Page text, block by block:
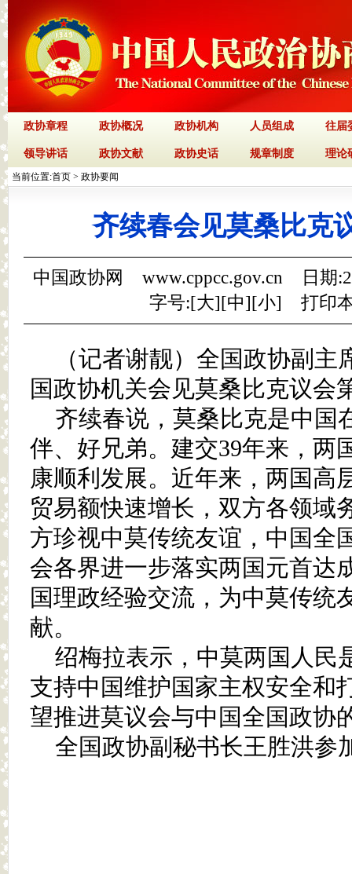
政协章程 政协概况 政协机构 人员组成 往届
领导讲话 政协文献 政协史话 规章制度 理论
当前位置:首页 > 政协要闻
齐续春会见莫桑比克
中国政协网 www.cppcc.gov.cn 日期
字号:[大][中][小] 打印
（记者谢靓）全国政协副
国政协机关会见莫桑比克议会
齐续春说，莫桑比克是中国
伴、好兄弟。建交39年来，两
康顺利发展。近年来，两国高
贸易额快速增长，双方各领域
方珍视中莫传统友谊，中国全
会各界进一步落实两国元首达
国理政经验交流，为中莫传统
献。
绍梅拉表示，中莫两国人民
支持中国维护国家主权安全和
望推进莫议会与中国全国政协
全国政协副秘书长王胜洪参